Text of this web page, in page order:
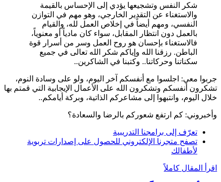
شكر النفس وتشجيعها يؤدي إلى الإحساس بالقيمة
والاستغناء عن التقدير الخارجي، وهو مهم في التوازن
النفسي، ومهم أيضاً في إخلاص العمل لله، والقيام
بالعمل دون انتظار المقابل، سواء كان مادياً أو معنوياً،
فالاستغناء بإحسان هو روح العمل وسر من أسرار قوة
الباطن. رزقنا الله وإياكم شكر الله تعالى في جميع
سكناتنا وحركاتنا.. وكتبنا في الشاكرين..
جربوا معي: اجلسوا مع أنفسكم آخر اليوم، ولو على وسادة النوم،
تشكرون أنفسكم وتشكرون الله على الأعمال الإيجابية التي قمتم بها
خلال اليوم، وانتبهوا إلى مشاعركم الذاتية، وبركة أيامكم..
وأخبروني: كم ارتفع شعوركم بالرضا والسعادة؟
تعرّف إلى برامجنا التدريبية
تصفح متجرنا الإلكتروني للحصول على إصدارات تربوية
لأطفالك
اقرأ المقال كاملاً